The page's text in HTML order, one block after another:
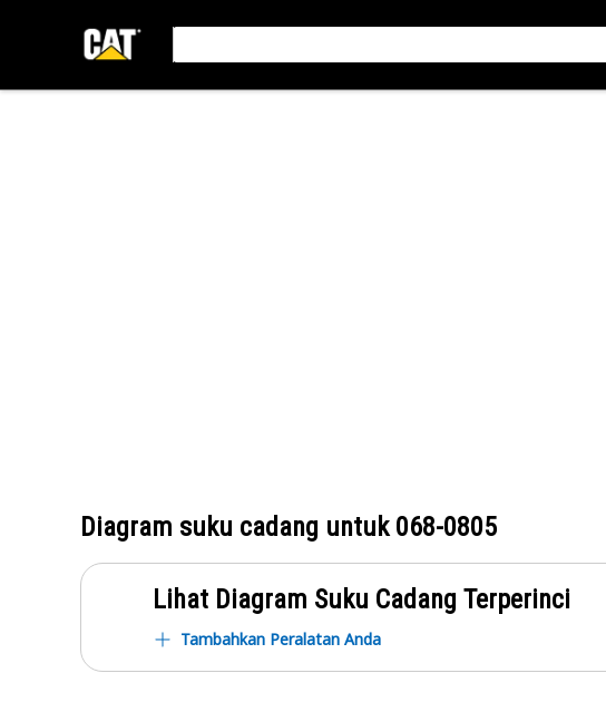
Diagram suku cadang untuk068-0805
Lihat Diagram Suku Cadang Terperinci
Tambahkan Peralatan Anda